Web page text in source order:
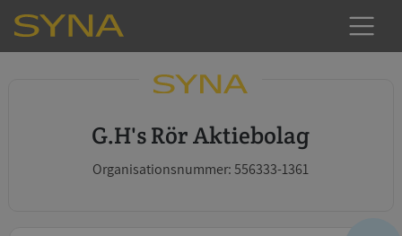
G.H's Rör Aktiebolag
Organisationsnummer: 556333-1361